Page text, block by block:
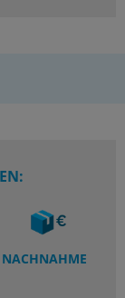
NACHNAHME